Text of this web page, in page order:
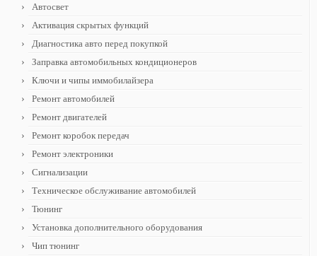
Автосвет
Активация скрытых функций
Диагностика авто перед покупкой
Заправка автомобильных кондиционеров
Ключи и чипы иммобилайзера
Ремонт автомобилей
Ремонт двигателей
Ремонт коробок передач
Ремонт электроники
Сигнализации
Техническое обслуживание автомобилей
Тюнинг
Установка дополнительного оборудования
Чип тюнинг